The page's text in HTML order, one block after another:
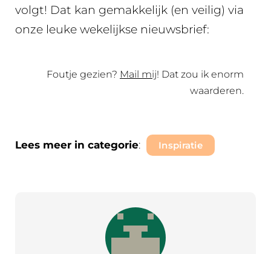
volgt! Dat kan gemakkelijk (en veilig) via
onze leuke wekelijkse nieuwsbrief:
Foutje gezien? Mail mij! Dat zou ik enorm
waarderen.
Lees meer in categorie: Inspiratie